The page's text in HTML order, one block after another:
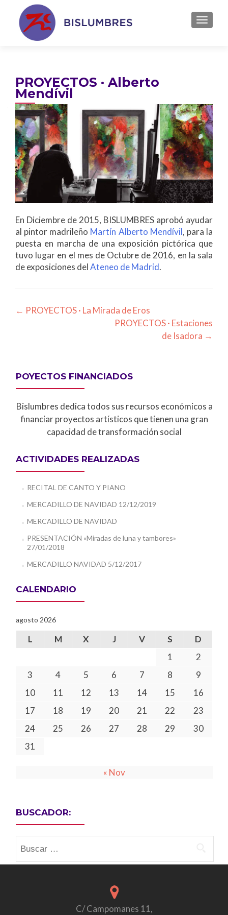
PROYECTOS · Alberto
Mendívil
En Diciembre de 2015, BISLUMBRES aprobó ayudar
al pintor madrileño Martín Alberto Mendívil, para la
puesta en marcha de una exposición pictórica que
tuvo lugar en el mes de Octubre de 2016, en la sala
de exposiciones delAteneo de Madrid.
Post
← PROYECTOS · La Mirada de Eros
PROYECTOS · Estaciones
de Isadora →
POYECTOS FINANCIADOS
Bislumbres dedica todos sus recursos económicos a
financiar proyectos artísticos que tienen una gran
capacidad de transformación social
ACTIVIDADES REALIZADAS
RECITAL DE CANTO Y PIANO
MERCADILLO DE NAVIDAD 12/12/2019
MERCADILLO DE NAVIDAD
PRESENTACIÓN «Miradas de luna y tambores»
27/01/2018
MERCADILLO NAVIDAD 5/12/2017
CALENDARIO
agosto 2026
L M X J V S
D
1
2
3
4 5 6 7 8
9
10
11 12 13 14 15
16
17
18 19 20 21 22
23
24
25 26 27 28 29
30
31
« Nov
BUSCADOR:
C/ Campomanes 11,